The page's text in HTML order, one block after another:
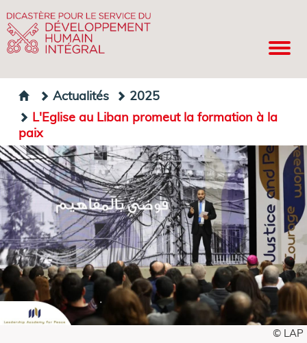
Actualités
2025
L'Eglise au Liban promeut la formation à la
paix
© LAP